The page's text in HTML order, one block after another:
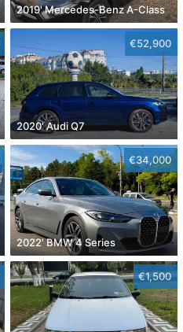
2019' Mercedes-Benz A-Class
€52,900
2020' Audi Q7
€34,000
2022' BMW 4 Series
€1,500